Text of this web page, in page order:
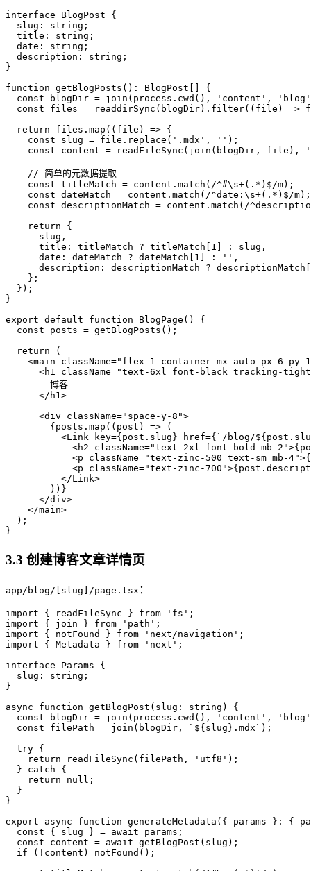
interface BlogPost {
  slug: string;
  title: string;
  date: string;
  description: string;
}
function getBlogPosts(): BlogPost[] {
const blogDir = join(process.cwd(), 'content',
const files = readdirSync(blogDir).filter((file) =>
  return files.map((file) => {
    const slug = file.replace('.mdx', '');
const content = readFileSync(join(blogDir, file),
    // 简单的元数据提取
    const titleMatch = content.match(/^#\s+(.*)$/m);
    const dateMatch = content.match(/^date:\s+(.*)$/m);
const descriptionMatch = content.match(/
    return {
      slug,
      title: titleMatch ? titleMatch[1] : slug,
      date: dateMatch ? dateMatch[1] : '',
description: descriptionMatch ?
    };
  });
}
export default function BlogPage() {
  const posts = getBlogPosts();
  return (
<main className="flex-1 container mx-auto px-6 py-
<h1 className="text-6xl font-black tracking-
        博客
      </h1>
      <div className="space-y-8">
        {posts.map((post) => (
<Link key={post.slug} href={`/blog/
<h2 className="text-2xl font-bold mb-
<p className="text-zinc-500 text-sm mb-
<p className="text-zinc-
          </Link>
        ))}
      </div>
    </main>
  );
3.3 创建博客文章详情页
app/blog/[slug]/page.tsx ：
import { readFileSync } from 'fs';
import { join } from 'path';
import { notFound } from 'next/navigation';
import { Metadata } from 'next';
interface Params {
  slug: string;
}
async function getBlogPost(slug: string) {
const blogDir = join(process.cwd(), 'content',
  const filePath = join(blogDir, `${slug}.mdx`);
  try {
    return readFileSync(filePath, 'utf8');
  } catch {
    return null;
  }
}
export async function generateMetadata({ params }: {
  const { slug } = await params;
  const content = await getBlogPost(slug);
  if (!content) notFound();